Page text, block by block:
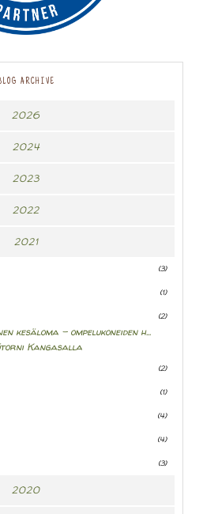
ARCHIVE
2026
2024
2023
2022
2021
(3)
(1)
(2)
kesäloma - ompelukoneiden h...
Kangasalla
(2)
(1)
(4)
(4)
(3)
2020